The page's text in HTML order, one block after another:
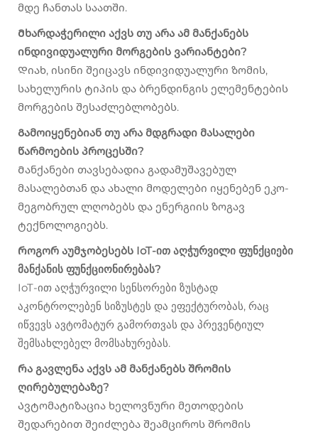
მდე ჩანთას საათში.
Მხარდაჭერილი აქვს თუ არა ამ მანქანებს
ინდივიდუალური მორგების ვარიანტები?
Დიახ, ისინი შეიცავს ინდივიდუალური ზომის,
სახელურის ტიპის და ბრენდინგის ელემენტების
მორგების შესაძლებლობებს.
Გამოიყენებიან თუ არა მდგრადი მასალები
წარმოების პროცესში?
Მანქანები თავსებადია გადამუშავებულ
მასალებთან და ახალი მოდელები იყენებენ ეკო-
მეგობრულ ლღობებს და ენერგიის ზოგავ
ტექნოლოგიებს.
Როგორ აუმჯობესებს IoT-ით აღჭურვილი ფუნქციები
მანქანის ფუნქციონირებას?
IoT-ით აღჭურვილი სენსორები ზუსტად
აკონტროლებენ სიზუსტეს და ეფექტურობას, რაც
იწვევს ავტომატურ გამორთვას და პრევენტიულ
შემსახლებელ მომსახურებას.
Რა გავლენა აქვს ამ მანქანებს შრომის
ღირებულებაზე?
Ავტომატიზაცია ხელოვნური მეთოდების
შედარებით შეიძლება შეამციროს შრომის